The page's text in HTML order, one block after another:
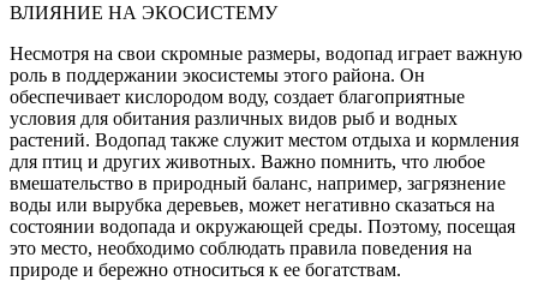
ВЛИЯНИЕ НА ЭКОСИСТЕМУ
Несмотря на свои скромные размеры, водопад играет важную
роль в поддержании экосистемы этого района. Он
обеспечивает кислородом воду, создает благоприятные
условия для обитания различных видов рыб и водных
растений. Водопад также служит местом отдыха и кормления
для птиц и других животных. Важно помнить, что любое
вмешательство в природный баланс, например, загрязнение
воды или вырубка деревьев, может негативно сказаться на
состоянии водопада и окружающей среды. Поэтому, посещая
это место, необходимо соблюдать правила поведения на
природе и бережно относиться к ее богатствам.